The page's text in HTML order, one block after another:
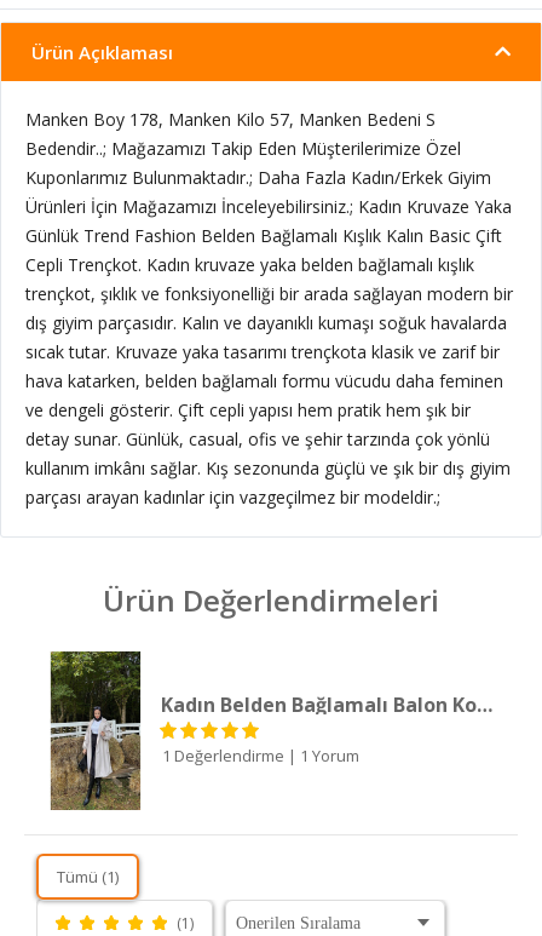
Ürün Açıklaması
Manken Boy 178, Manken Kilo 57, Manken Bedeni S
Bedendir..; Mağazamızı Takip Eden Müşterilerimize Özel
Kuponlarımız Bulunmaktadır.; Daha Fazla Kadın/Erkek Giyim
Ürünleri İçin Mağazamızı İnceleyebilirsiniz.; Kadın Kruvaze Yaka
Günlük Trend Fashion Belden Bağlamalı Kışlık Kalın Basic Çift
Cepli Trençkot. Kadın kruvaze yaka belden bağlamalı kışlık
trençkot, şıklık ve fonksiyonelliği bir arada sağlayan modern bir
dış giyim parçasıdır. Kalın ve dayanıklı kumaşı soğuk havalarda
sıcak tutar. Kruvaze yaka tasarımı trençkota klasik ve zarif bir
hava katarken, belden bağlamalı formu vücudu daha feminen
ve dengeli gösterir. Çift cepli yapısı hem pratik hem şık bir
detay sunar. Günlük, casual, ofis ve şehir tarzında çok yönlü
kullanım imkânı sağlar. Kış sezonunda güçlü ve şık bir dış giyim
parçası arayan kadınlar için vazgeçilmez bir modeldir.;
Ürün Değerlendirmeleri
Kadın Belden Bağlamalı Balon Kol Deri Trenç
1 Değerlendirme | 1 Yorum
Tümü (1)
(1)